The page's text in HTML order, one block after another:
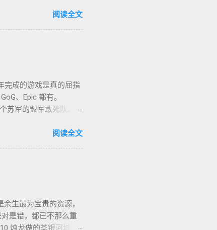
言。皆言四十不惑，可
这个江湖里体验各式悲
却又早早封笔，不做
存。
阅读全文
完成的游戏是真的屈指
、Epic 都有。
苏军的盟军敢死队。单
题，操作感是比较慢的
做的还不错，整个游
27 通关，Epic 平台
啥样，战神 4 就是答
狼的影子（黑魂一我
平衡术终于有了突
阅读全文
生最为宝贵的资源，
是错，都已不那么重
烛龙做的类银河城跳